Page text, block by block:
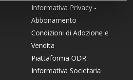
Informativa Privacy -
Abbonamento
Condizioni di Adozione e
Vendita
Piattaforma ODR
Informativa Societaria